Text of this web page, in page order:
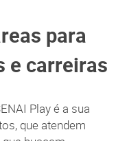
para
e carreiras
Play é a sua
que atendem